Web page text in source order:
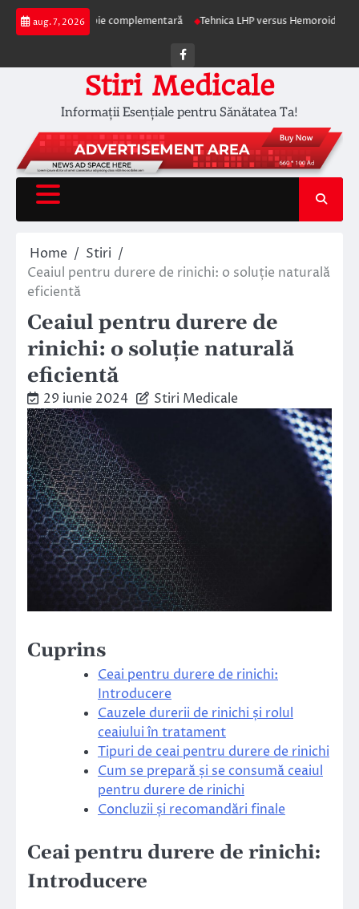
Skip
aug. 7, 2026
terapie complementară Tehnica LHP versus Hemoroidectomia
Facebook
Stiri Medicale
Informații Esențiale pentru Sănătatea Ta!
Home
Stiri
Ceaiul pentru durere de rinichi: o soluție naturală
eficientă
Ceaiul pentru durere de
rinichi: o soluție naturală
eficientă
29 iunie 2024 Stiri Medicale
Cuprins
Ceai pentru durere de rinichi:
Introducere
Cauzele durerii de rinichi și rolul
ceaiului în tratament
Tipuri de ceai pentru durere de rinichi
Cum se prepară și se consumă ceaiul
pentru durere de rinichi
Concluzii și recomandări finale
Ceai pentru durere de rinichi:
Introducere